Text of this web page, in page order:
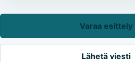
Varaa esittely
Lähetä viesti